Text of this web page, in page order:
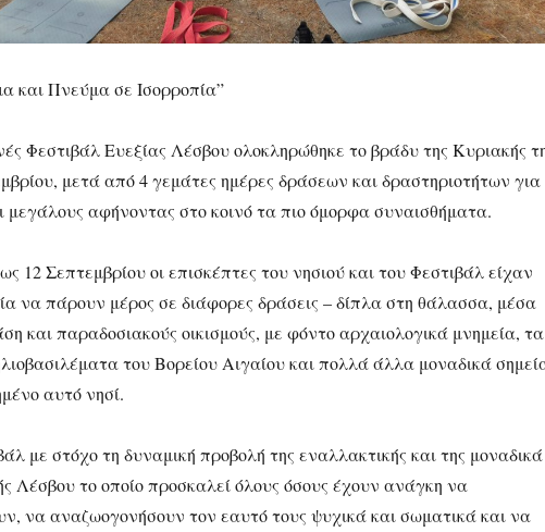
και Πνεύμα σε Ισορροπία”
Φεστιβάλ Ευεξίας Λέσβου ολοκληρώθηκε το βράδυ της Κυριακής
μετά από 4 γεμάτες ημέρες δράσεων και δραστηριοτήτων για
μεγάλους αφήνοντας στο κοινό τα πιο όμορφα συναισθήματα.
12 Σεπτεμβρίου οι επισκέπτες του νησιού και του Φεστιβάλ είχαν
να πάρουν μέρος σε διάφορες δράσεις – δίπλα στη θάλασσα, μέσα
και παραδοσιακούς οικισμούς, με φόντο αρχαιολογικά μνημεία, τα
του Βορείου Αιγαίου και πολλά άλλα μοναδικά
αυτό νησί.
με στόχο τη δυναμική προβολή της εναλλακτικής και της μοναδικά
Λέσβου το οποίο προσκαλεί όλους όσους έχουν ανάγκη να
να αναζωογονήσουν τον εαυτό τους ψυχικά και σωματικά και να